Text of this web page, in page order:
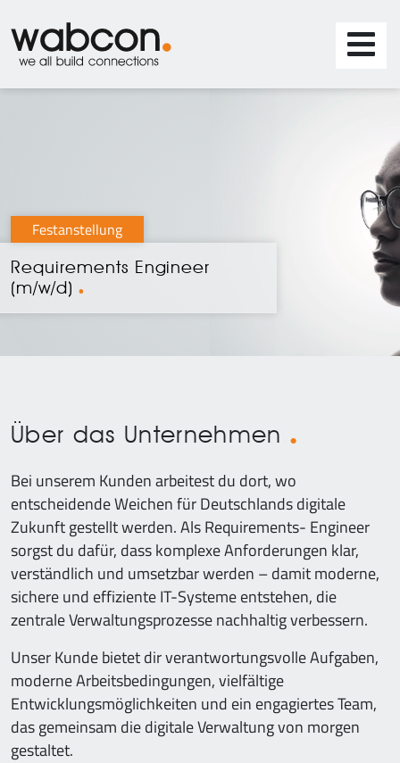
Festanstellung
Requirements Engineer
(m/w/d)
Über das Unternehmen
Bei unserem Kunden arbeitest du dort, wo
entscheidende Weichen für Deutschlands digitale
Zukunft gestellt werden. Als Requirements- Engineer
sorgst du dafür, dass komplexe Anforderungen klar,
verständlich und umsetzbar werden – damit moderne,
sichere und effiziente IT-Systeme entstehen, die
zentrale Verwaltungsprozesse nachhaltig verbessern.
Unser Kunde bietet dir verantwortungsvolle Aufgaben,
moderne Arbeitsbedingungen, vielfältige
Entwicklungsmöglichkeiten und ein engagiertes Team,
das gemeinsam die digitale Verwaltung von morgen
gestaltet.